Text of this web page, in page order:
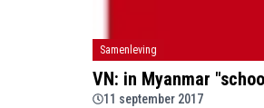
Samenleving
VN: in Myanmar
11 september 2017